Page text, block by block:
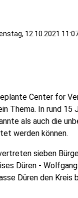
12.10.2021
Center for
Thema. In rund 15
als auch die
werden können.
sieben
Düren -
Düren den Kreis